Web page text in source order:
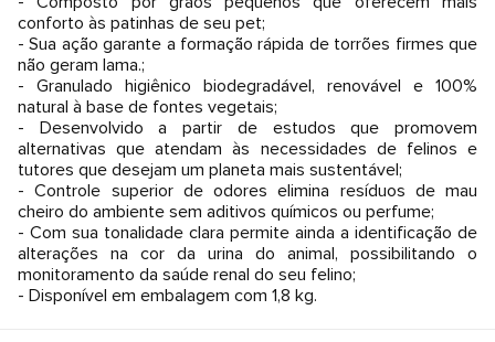
conforto às patinhas de seu pet;
- Sua ação garante a formação rápida de torrões firmes que
não geram lama.;
- Granulado higiênico biodegradável, renovável e 100%
natural à base de fontes vegetais;
- Desenvolvido a partir de estudos que promovem
alternativas que atendam às necessidades de felinos e
tutores que desejam um planeta mais sustentável;
- Controle superior de odores elimina resíduos de mau
cheiro do ambiente sem aditivos químicos ou perfume;
- Com sua tonalidade clara permite ainda a identificação de
alterações na cor da urina do animal, possibilitando o
monitoramento da saúde renal do seu felino;
- Disponível em embalagem com 1,8 kg.